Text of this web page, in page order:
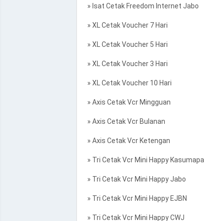
» Isat Cetak Freedom Internet Jabo
» XL Cetak Voucher 7 Hari
» XL Cetak Voucher 5 Hari
» XL Cetak Voucher 3 Hari
» XL Cetak Voucher 10 Hari
» Axis Cetak Vcr Mingguan
» Axis Cetak Vcr Bulanan
» Axis Cetak Vcr Ketengan
» Tri Cetak Vcr Mini Happy Kasumapa
» Tri Cetak Vcr Mini Happy Jabo
» Tri Cetak Vcr Mini Happy EJBN
» Tri Cetak Vcr Mini Happy CWJ